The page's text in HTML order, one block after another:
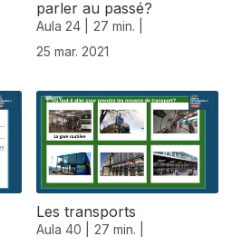
parler au passé?
Aula 24 |
27 min. |
25 mar. 2021
Les transports
Aula 40 |
27 min. |